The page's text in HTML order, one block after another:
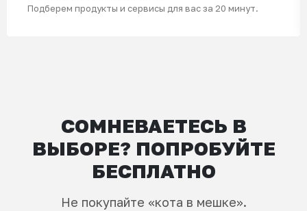
Подберем продукты и сервисы для вас за 20 минут.
СОМНЕВАЕТЕСЬ В
ВЫБОРЕ? ПОПРОБУЙТЕ
БЕСПЛАТНО
Не покупайте «кота в мешке».